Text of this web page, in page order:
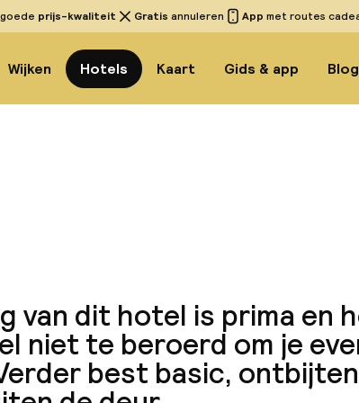
prijs-kwaliteit Gratis annuleren App met routes
Wijken Hotels Kaart Gids & app
van dit hotel is prima en
niet te beroerd om je
best basic,